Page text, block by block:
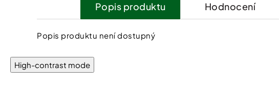
Popis Hodnocení
Popis produktu není dostupný
High-contrast mode